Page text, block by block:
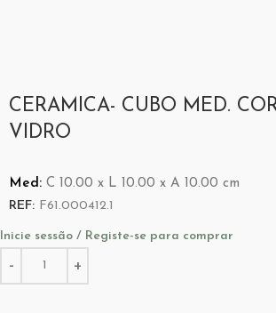
CERAMICA- CUBO MED.
VIDRO
Med: C 10.00 x L 10.00 x A 10.00 cm
REF: F61.000412.1
Inicie sessão / Registe-se para comprar